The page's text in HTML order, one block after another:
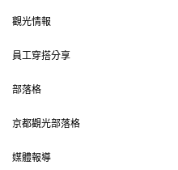
觀光情報
員工穿搭分享
部落格
京都觀光部落格
媒體報導